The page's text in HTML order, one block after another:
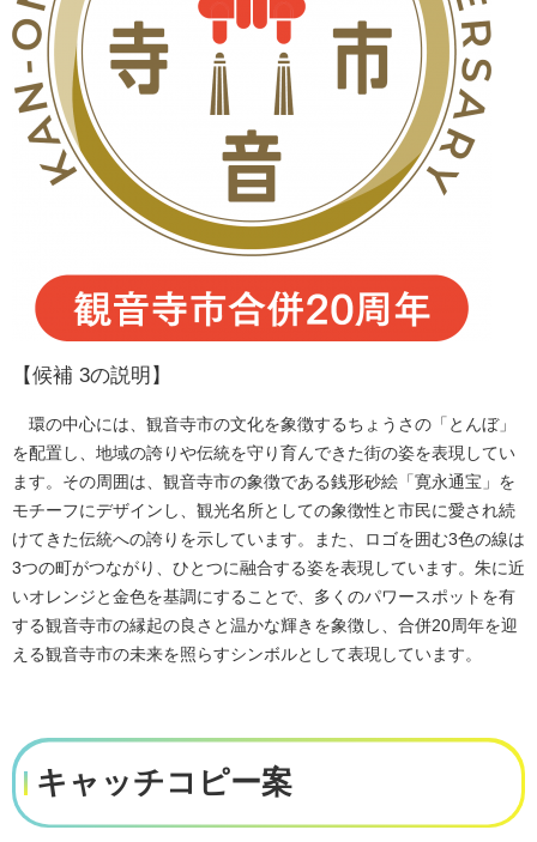
【候補 3の説明】
環の中心には、観音寺市の文化を象徴するちょうさの「とんぼ」
を配置し、地域の誇りや伝統を守り育んできた街の姿を表現してい
ます。その周囲は、観音寺市の象徴である銭形砂絵「寛永通宝」を
モチーフにデザインし、観光名所としての象徴性と市民に愛され続
けてきた伝統への誇りを示しています。また、ロゴを囲む3色の線は
3つの町がつながり、ひとつに融合する姿を表現しています。朱に近
いオレンジと金色を基調にすることで、多くのパワースポットを有
する観音寺市の縁起の良さと温かな輝きを象徴し、合併20周年を迎
える観音寺市の未来を照らすシンボルとして表現しています。
キャッチコピー案